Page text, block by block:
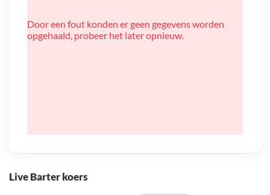
Live Barter koers
Door een fout konden er geen gegevens worden
opgehaald, probeer het later opnieuw.